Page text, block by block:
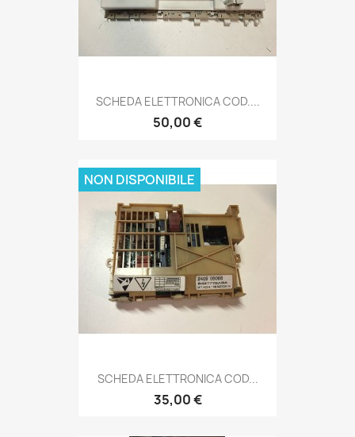
SCHEDA ELETTRONICA COD....
50,00 €
SCHEDA ELETTRONICA COD...
35,00 €
NON DISPONIBILE